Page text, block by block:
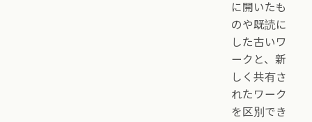
に開いたも
のや既読に
した古いワ
ークと、新
しく共有さ
れたワーク
を区別でき